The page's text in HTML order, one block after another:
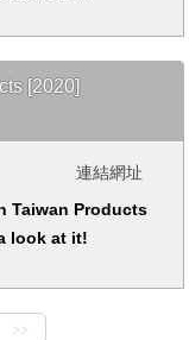
可允許駭客修
能，植入惡意
身分竊盜攻
慧裝置，以獲
的機密資訊或
監視之用。
有70%是依照客
目標是將創新的
導入市場。振邦
開發經驗，如物
人臉辨識機開發
影像辨識功能、
HUB 8735。
高效地進行AI模
[2020]
Taiwan Products
look at it!
連結網址